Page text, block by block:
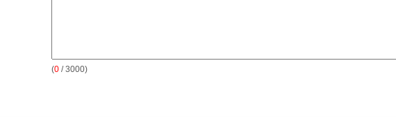
(0 / 3000)